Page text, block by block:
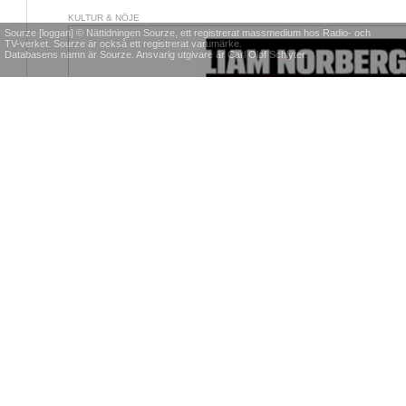
KULTUR & NÖJE
Sourze [loggan] © Nättidningen Sourze, ett registrerat massmedium hos Radio- och
TV-verket. Sourze är också ett registrerat varumärke.
Databasens namn är Sourze. Ansvarig utgivare är Carl Olof Schlyter.